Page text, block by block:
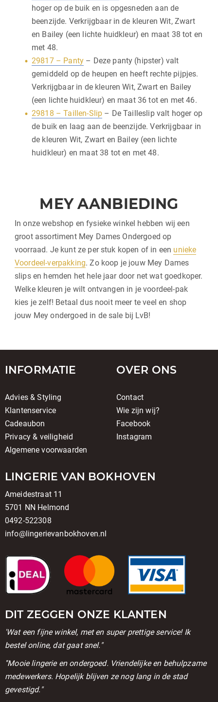
hoger op de buik en is opgesneden aan de
beenzijde. Verkrijgbaar in de kleuren Wit, Zwart
en Bailey (een lichte huidkleur) en maat 38 tot en
met 48.
29817 – Panty – Deze panty (hipster) valt
gemiddeld op de heupen en heeft rechte pijpjes.
Verkrijgbaar in de kleuren Wit, Zwart en Bailey
(een lichte huidkleur) en maat 36 tot en met 46.
29818 – Taillen-Slip – De Tailleslip valt hoger op
de buik en laag aan de beenzijde. Verkrijgbaar in
de kleuren Wit, Zwart en Bailey (een lichte
huidkleur) en maat 38 tot en met 48.
MEY AANBIEDING
In onze webshop en fysieke winkel hebben wij een
groot assortiment Mey Dames Ondergoed op
voorraad. Je kunt ze per stuk kopen of in een unieke
Voordeel-verpakking. Zo koop je jouw Mey Dames
slips en hemden het hele jaar door net wat goedkoper.
Welke kleuren je wilt ontvangen in je voordeel-pak
kies je zelf! Betaal dus nooit meer te veel en shop
jouw Mey ondergoed in de sale bij LvB!
INFORMATIE
Advies & Styling
Klantenservice
Cadeaubon
Privacy & veiligheid
Algemene voorwaarden
OVER ONS
Contact
Wie zijn wij?
Facebook
Instagram
LINGERIE VAN BOKHOVEN
Ameidestraat 11
5701 NN Helmond
0492-522308
info@lingerievanbokhoven.nl
DIT ZEGGEN ONZE KLANTEN
'Wat een fijne winkel, met en super prettige service! Ik
bestel online, dat gaat snel."
''Mooie lingerie en ondergoed. Vriendelijke en behulpzame
medewerkers. Hopelijk blijven ze nog lang in de stad
gevestigd."